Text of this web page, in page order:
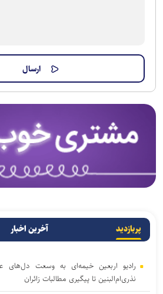
پربازدید آخرین اخبار
رادیو اربعین خیمه‌ای به وسعت
نذری‌ام‌البنین تا پیگیری مطالبات زائران